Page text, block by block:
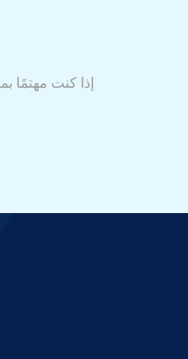
إذا كنت مهتمًا